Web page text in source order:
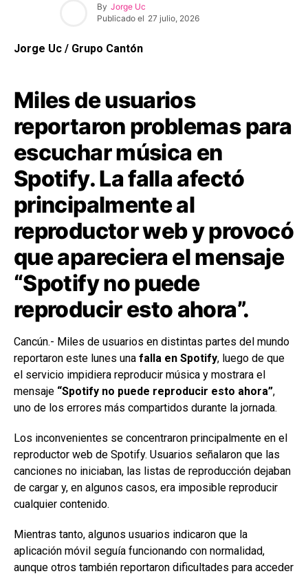
By Jorge Uc
Publicado el 27 julio, 2026
Jorge Uc / Grupo Cantón
Miles de usuarios
reportaron problemas para
escuchar música en
Spotify. La falla afectó
principalmente al
reproductor web y provocó
que apareciera el mensaje
“Spotify no puede
reproducir esto ahora”.
Cancún.- Miles de usuarios en distintas partes del mundo
reportaron este lunes una falla en Spotify, luego de que
el servicio impidiera reproducir música y mostrara el
mensaje “Spotify no puede reproducir esto ahora”,
uno de los errores más compartidos durante la jornada.
Los inconvenientes se concentraron principalmente en el
reproductor web de Spotify. Usuarios señalaron que las
canciones no iniciaban, las listas de reproducción dejaban
de cargar y, en algunos casos, era imposible reproducir
cualquier contenido.
Mientras tanto, algunos usuarios indicaron que la
aplicación móvil seguía funcionando con normalidad,
aunque otros también reportaron dificultades para acceder